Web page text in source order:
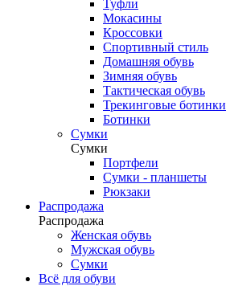
Туфли
Мокасины
Кроссовки
Спортивный стиль
Домашняя обувь
Зимняя обувь
Тактическая обувь
Трекинговые ботинки
Ботинки
Cумки
Cумки
Портфели
Сумки - планшеты
Рюкзаки
Распродажа
Распродажа
Женская обувь
Мужская обувь
Сумки
Всё для обуви